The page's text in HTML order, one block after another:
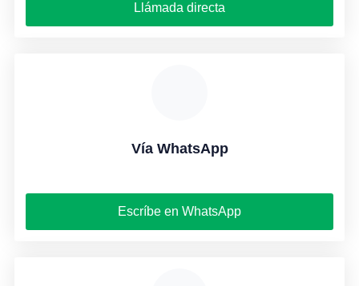
Llámada directa
Vía WhatsApp
Escríbe en WhatsApp